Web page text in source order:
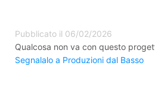
Pubblicato il 06/02/2026
Qualcosa non va con questo
Segnalalo a Produzioni dal Basso